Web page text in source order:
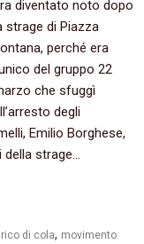
diventato noto dopo
strage di Piazza
perché era
del gruppo 22
che sfuggì
degli
Emilio Borghese,
della strage…
di cola, movimento